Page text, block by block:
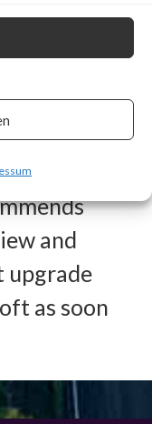
any
auto
and
upgrade
as soon